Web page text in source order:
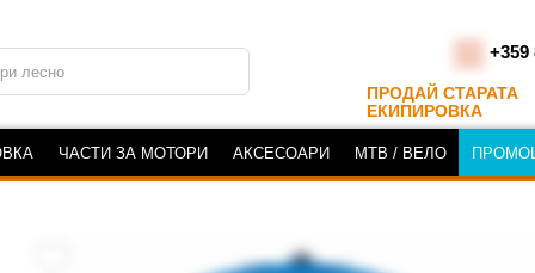
+359
ПРОДАЙ СТАРАТА
ЕКИПИРОВКА
ЧАСТИ ЗА МОТОРИ АКСЕСОАРИ MTB / ВЕЛО